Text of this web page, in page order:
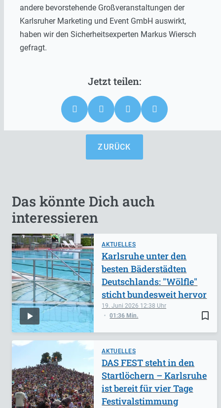
andere bevorstehende Großveranstaltungen der
Karlsruher Marketing und Event GmbH auswirkt,
haben wir den Sicherheitsexperten Markus Wiersch
gefragt.
ZURÜCK
Das könnte Dich auch
interessieren
AKTUELLES
bookmark_border
19. Juni 2026 12:38
01:36 Min.
Karlsruhe unter den
besten Bäderstädten
Deutschlands: "Wölfle"
sticht bundesweit hervor
AKTUELLES
DAS FEST steht in den
Startlöchern – Karlsruhe
ist bereit für vier Tage
Festivalstimmung